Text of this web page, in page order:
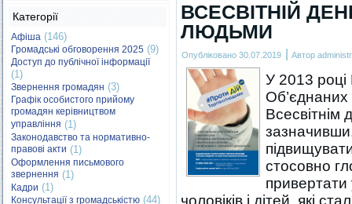
Категорії
Афіша (146)
Громадські обговорення 2025 (9)
Доступ до публічної інформації
(1)
Звернення громадян (3)
Графік особистого прийому
громадян керівництвом
управління (1)
Законодавство та нормативно-
правові акти (1)
Оформлення письмового
звернення (1)
Кадри (1)
Консультації з громадськістю (44)
ВСЕСВІТНІЙ
ЛЮДЬМИ
Опубліковано 30.07.2019 | Автор
У 2013 році
Всесвітнім
стосовно
привертати
чоловіків і дітей, які